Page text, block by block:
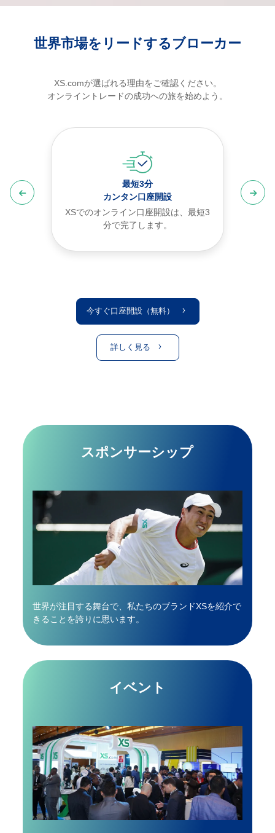
世界市場をリードするブローカー
XS.comが選ばれる理由をご確認ください。
オンライントレードの成功への旅を始めよう。
最短3分
カンタン口座開設
XSでのオンライン口座開設は、最短3
分で完了します。
今すぐ口座開設（無料）
詳しく見る
スポンサーシップ
世界が注目する舞台で、私たちのブランドXSを紹介で
きることを誇りに思います。
イベント